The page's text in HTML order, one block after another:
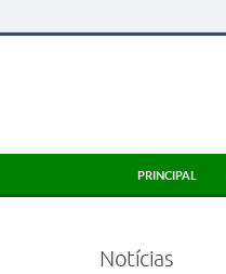
PRINCIPAL
Notícias